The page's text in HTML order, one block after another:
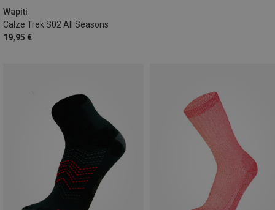
Wapiti
Calze Trek S02 All Seasons
19,95 €
45|46|47